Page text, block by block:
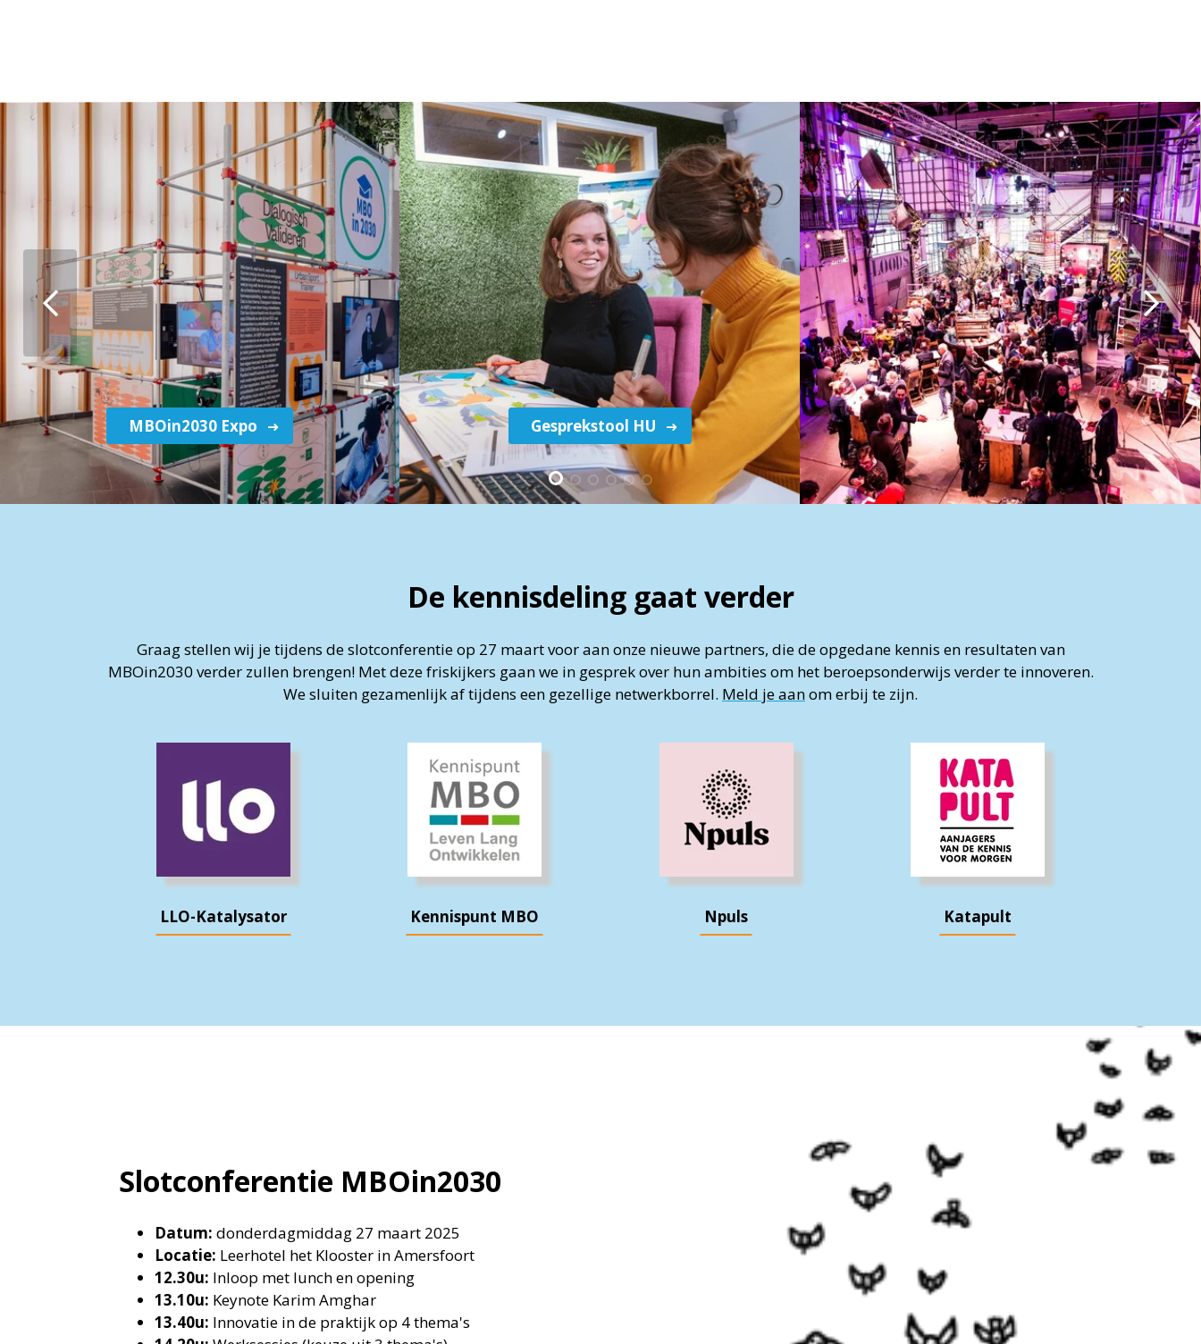
MBOin2030 Expo Gesprekstool HU
De kennisdeling gaat verder
Graag stellen wij je tijdens de slotconferentie op 27 maart voor aan onze nieuwe partners, die de opgedane kennis en resultaten van
MBOin2030 verder zullen brengen! Met deze friskijkers gaan we in gesprek over hun ambities om het beroepsonderwijs verder te innoveren.
We sluiten gezamenlijk af tijdens een gezellige netwerkborrel. Meld je aanom erbij te zijn.
LLO-Katalysator Kennispunt MBO Npuls Katapult
Slotconferentie MBOin2030
Datum: donderdagmiddag 27 maart 2025
Locatie: Leerhotel het Klooster in Amersfoort
12.30u: Inloop met lunch en opening
13.10u: Keynote Karim Amghar
13.40u: Innovatie in de praktijk op 4 thema's